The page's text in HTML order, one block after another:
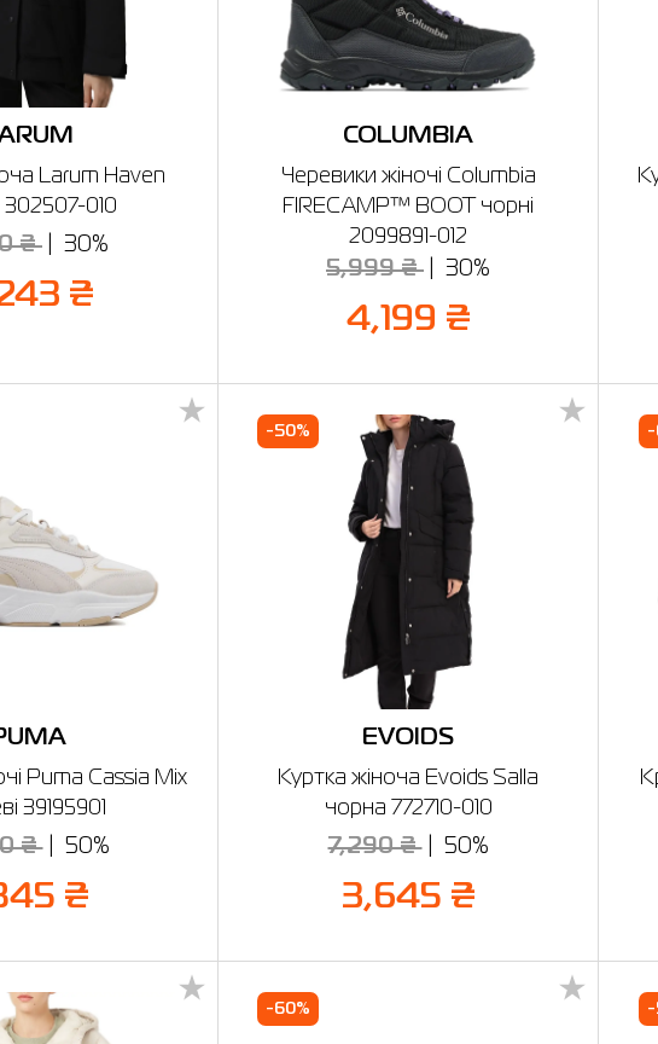
Larum Haven
010
₴ 30%
₴
COLUMBIA
Черевики жіночі Columbia
FIRECAMP™ BOOT чорні
2099891-012
5,999 ₴ 30%
4,199 ₴
Puma Cassia Mix
39195901
₴ 50%
₴
-50%
EVOIDS
Куртка жіноча Evoids Salla
чорна 772710-010
7,290 ₴ 50%
3,645 ₴
-
-60% -